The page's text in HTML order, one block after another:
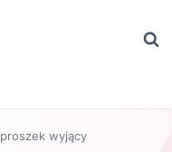
proszek wyjący